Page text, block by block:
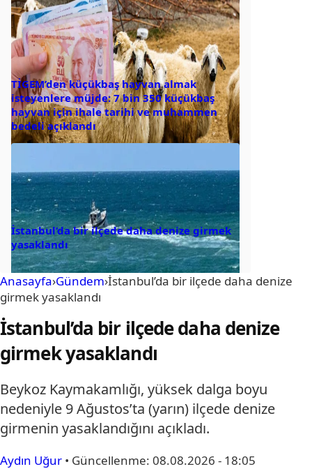
TİGEM’den küçükbaş hayvan almak
isteyenlere müjde: 7 bin 350 küçükbaş
hayvan için ihale tarihi ve muhammen
bedeli açıklandı
İstanbul’da bir ilçede daha denize girmek
yasaklandı
Anasayfa›Gündem›İstanbul’da bir ilçede daha denize
girmek yasaklandı
İstanbul’da bir ilçede daha denize
girmek yasaklandı
Beykoz Kaymakamlığı, yüksek dalga boyu
nedeniyle 9 Ağustos’ta (yarın) ilçede denize
girmenin yasaklandığını açıkladı.
Aydın Uğur • Güncellenme: 08.08.2026 - 18:05